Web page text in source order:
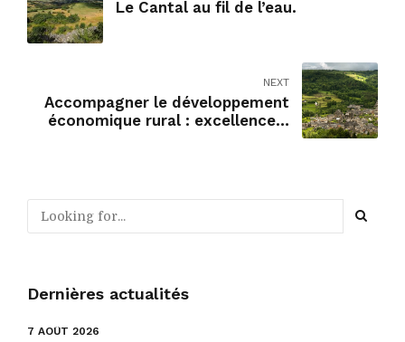
Le Cantal au fil de l’eau.
NEXT
Accompagner le développement
économique rural : excellence à
Dernières actualités
7 AOÛT 2026